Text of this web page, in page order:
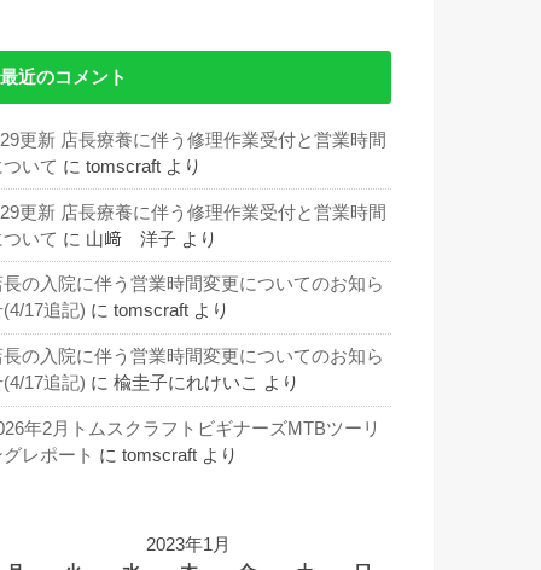
最近のコメント
更新 店長療養に伴う修理作業受付と営業時間
いて に tomscraft より
更新 店長療養に伴う修理作業受付と営業時間
いて に 山﨑 洋子 より
長の入院に伴う営業時間変更についてのお知ら
(4/17追記) に tomscraft より
長の入院に伴う営業時間変更についてのお知ら
(4/17追記) に 楡圭子にれけいこ より
年2月トムスクラフトビギナーズMTBツーリ
レポート に tomscraft より
2023年1月